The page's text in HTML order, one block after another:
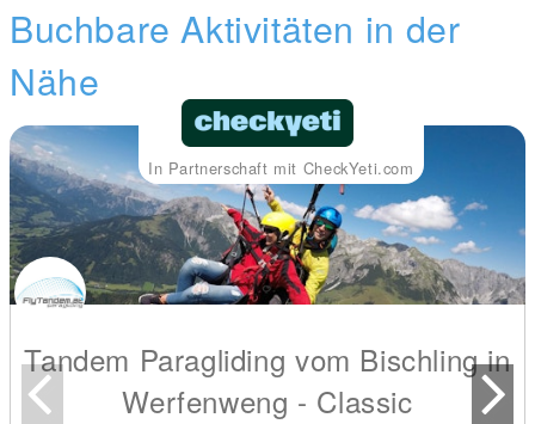
Buchbare Aktivitäten in der
Nähe
In Partnerschaft mit CheckYeti.com
Tandem Paragliding vom Bischling in
Werfenweng - Classic